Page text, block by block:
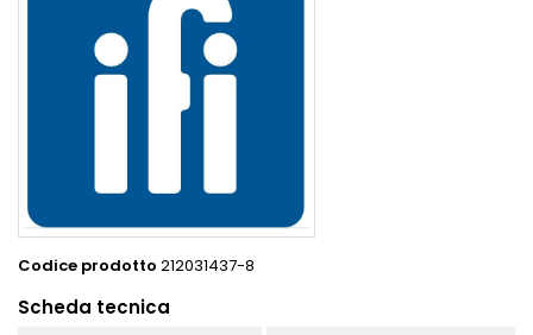
Codice prodotto 212031437-8
Scheda tecnica